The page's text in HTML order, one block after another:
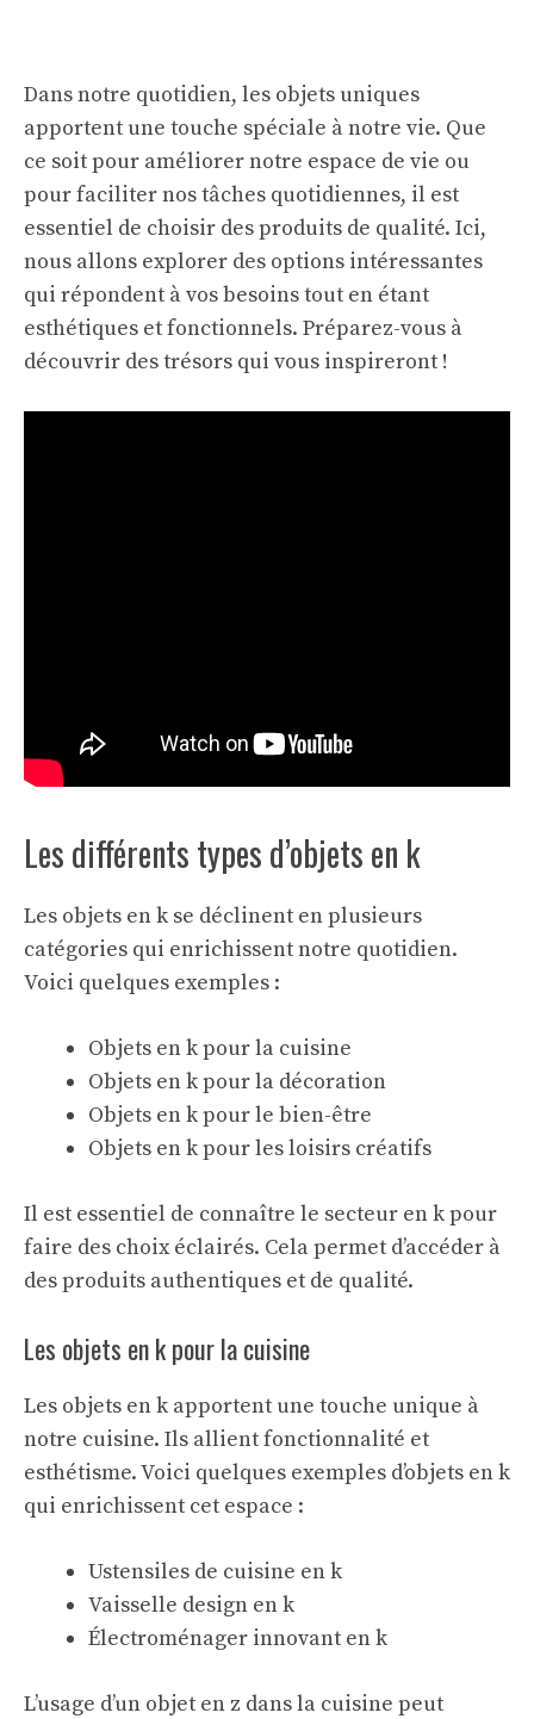
Dans notre quotidien, les objets uniques
apportent une touche spéciale à notre vie. Que
ce soit pour améliorer notre espace de vie ou
pour faciliter nos tâches quotidiennes, il est
essentiel de choisir des produits de qualité. Ici,
nous allons explorer des options intéressantes
qui répondent à vos besoins tout en étant
esthétiques et fonctionnels. Préparez-vous à
découvrir des trésors qui vous inspireront !
Les différents types d’objets en k
Les objets en k se déclinent en plusieurs
catégories qui enrichissent notre quotidien.
Voici quelques exemples :
Objets en k pour la cuisine
Objets en k pour la décoration
Objets en k pour le bien-être
Objets en k pour les loisirs créatifs
Il est essentiel de connaître le secteur en kpour
faire des choix éclairés. Cela permet d’accéder à
des produits authentiques et de qualité.
Les objets en k pour la cuisine
Les objets en k apportent une touche unique à
notre cuisine. Ils allient fonctionnalité et
esthétisme. Voici quelques exemples d’objets en k
qui enrichissent cet espace :
Ustensiles de cuisine en k
Vaisselle design en k
Électroménager innovant en k
L’usage d’un objet en z dans la cuisine peut